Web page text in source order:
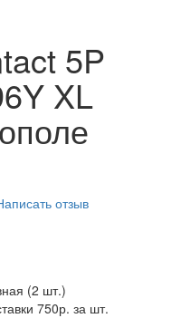
5P
XL
отзыв
(2 шт.)
750р. за шт.